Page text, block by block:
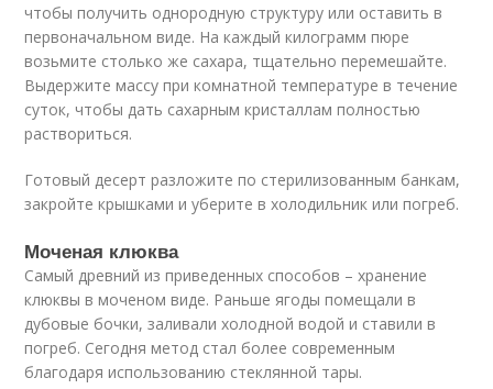
чтобы получить однородную структуру или оставить в
первоначальном виде. На каждый килограмм пюре
возьмите столько же сахара, тщательно перемешайте.
Выдержите массу при комнатной температуре в течение
суток, чтобы дать сахарным кристаллам полностью
раствориться.
Готовый десерт разложите по стерилизованным банкам,
закройте крышками и уберите в холодильник или погреб.
Моченая клюква
Самый древний из приведенных способов – хранение
клюквы в моченом виде. Раньше ягоды помещали в
дубовые бочки, заливали холодной водой и ставили в
погреб. Сегодня метод стал более современным
благодаря использованию стеклянной тары.